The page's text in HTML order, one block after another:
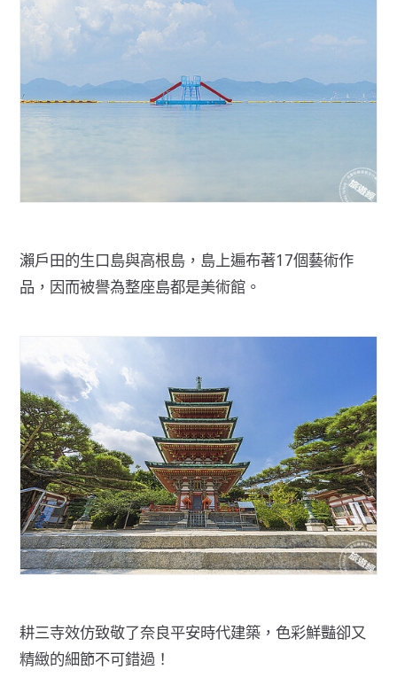
瀨戶田的生口島與高根島，島上遍布著17個藝術作
品，因而被譽為整座島都是美術館。
耕三寺效仿致敬了奈良平安時代建築，色彩鮮豔卻又
精緻的細節不可錯過！